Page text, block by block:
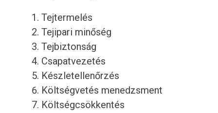
Tejtermelés
Tejipari minőség
Tejbiztonság
Csapatvezetés
Készletellenőrzés
Költségvetés menedzsment
Költségcsökkentés